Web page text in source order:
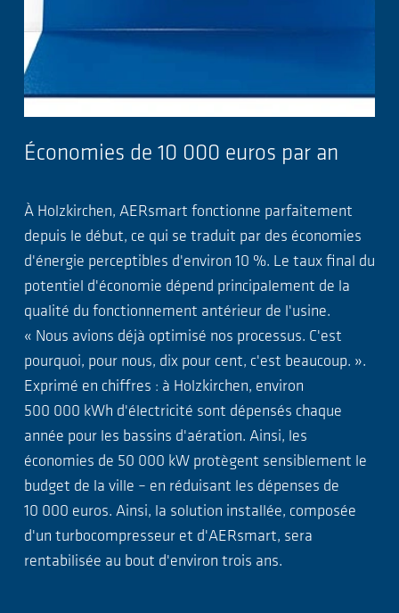
Économies de 10 000 euros par an
À Holzkirchen, AERsmart fonctionne parfaitement
depuis le début, ce qui se traduit par des économies
d'énergie perceptibles d'environ 10 %. Le taux final du
potentiel d'économie dépend principalement de la
qualité du fonctionnement antérieur de l'usine.
« Nous avions déjà optimisé nos processus. C'est
pourquoi, pour nous, dix pour cent, c'est beaucoup. ».
Exprimé en chiffres : à Holzkirchen, environ
500 000 kWh d'électricité sont dépensés chaque
année pour les bassins d'aération. Ainsi, les
économies de 50 000 kW protègent sensiblement le
budget de la ville – en réduisant les dépenses de
10 000 euros. Ainsi, la solution installée, composée
d'un turbocompresseur et d'AERsmart, sera
rentabilisée au bout d'environ trois ans.